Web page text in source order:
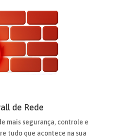
de Rede
mais segurança, controle e
tudo que acontece na sua